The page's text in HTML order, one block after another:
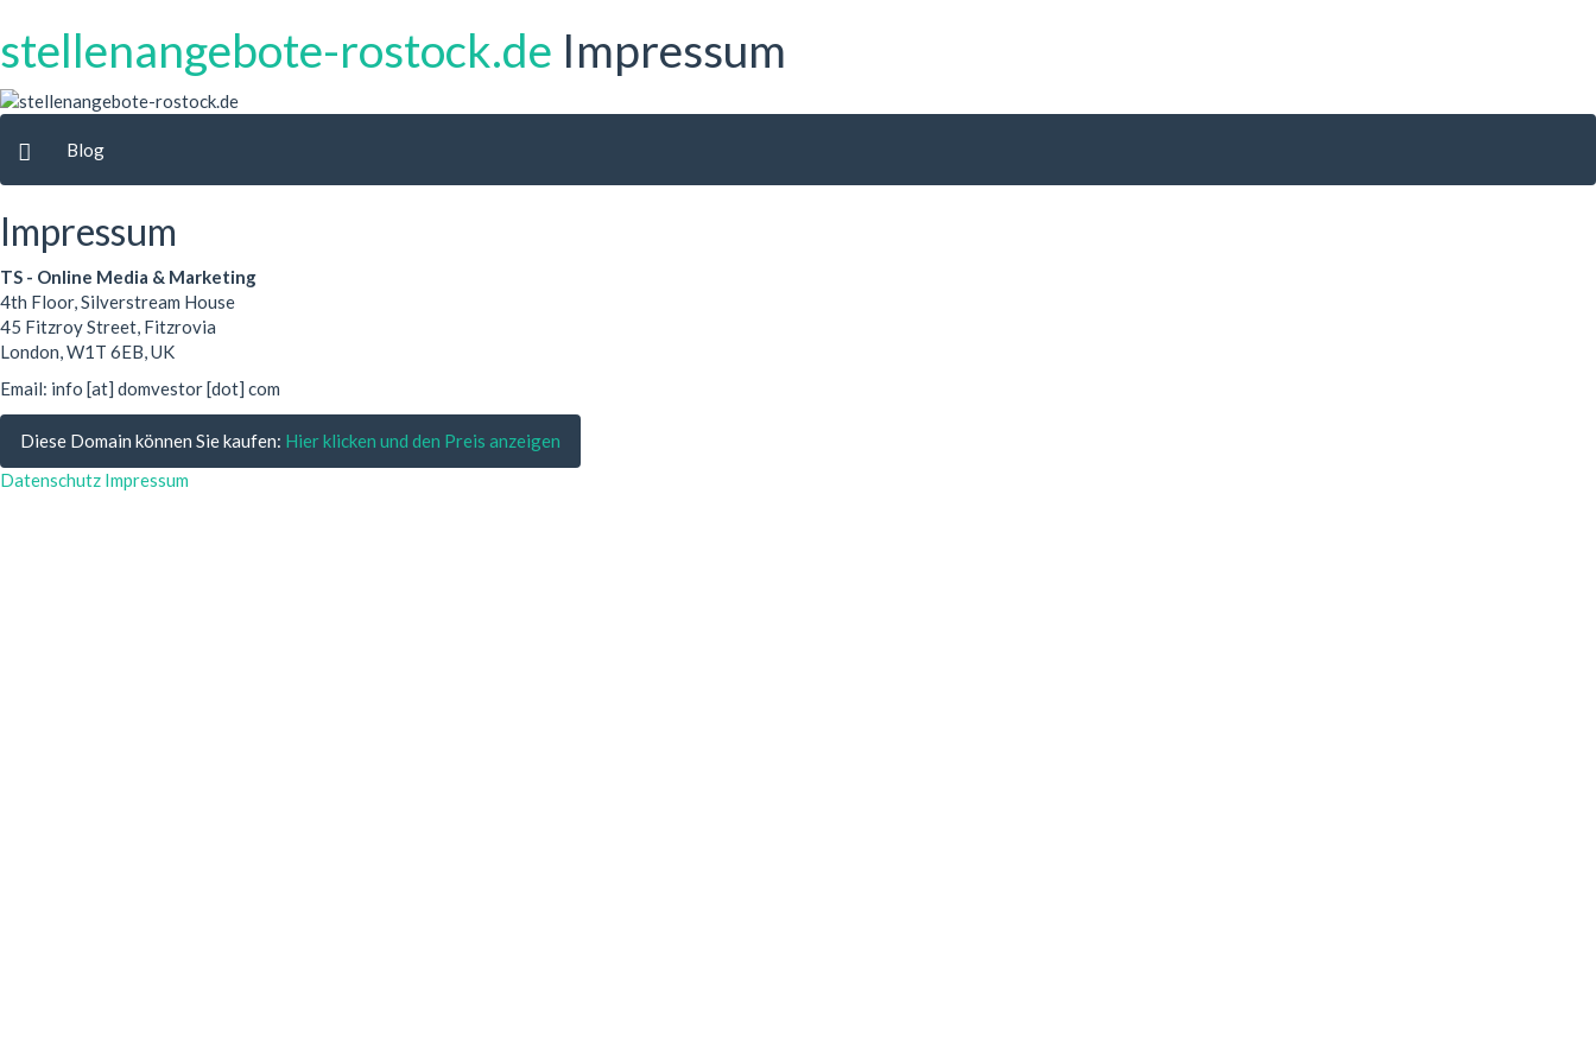
stellenangebote-rostock.de Impressum
Blog
Impressum
TS - Online Media & Marketing
4th Floor, Silverstream House
45 Fitzroy Street, Fitzrovia
London, W1T 6EB, UK
Email: info [at] domvestor [dot] com
Diese Domain können Sie kaufen: Hier klicken und den Preis anzeigen
Datenschutz Impressum